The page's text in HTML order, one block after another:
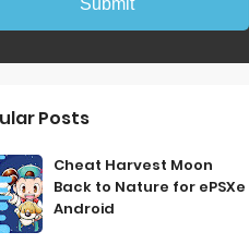
Posts
Cheat Harvest Moon
Back to Nature for ePSXe
Android